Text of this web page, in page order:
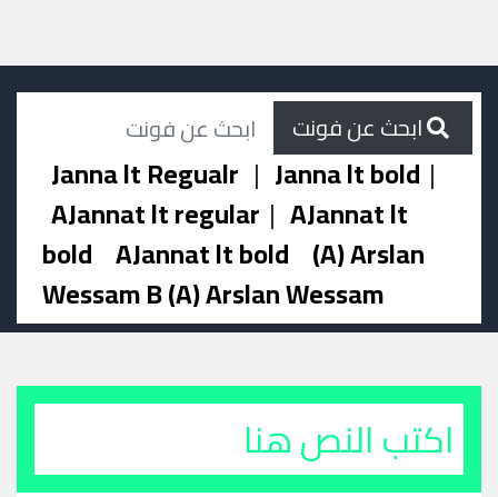
Janna lt Regualr | Janna lt bold |
AJannat lt regular | AJannat lt
bold AJannat lt bold (A) Arslan
Wessam B (A) Arslan Wessam